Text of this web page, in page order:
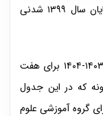
* دسترسی به تمام‌متن پارساها از یکم دی تا پایان سال ۱۳۹۹ شدنی
شمار دریافت تمام‌متن پارساها در سال تحصیلی ۱۴۰۳-۱۴۰۴ برای هفت
که در این جدول
گروه آموزشی علوم